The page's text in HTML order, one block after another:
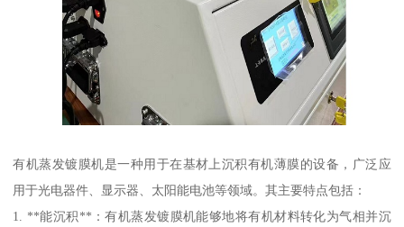
有机蒸发镀膜机是一种用于在基材上沉积有机薄膜的设备，广泛应
用于光电器件、显示器、太阳能电池等领域。其主要特点包括：
1. **能沉积**：有机蒸发镀膜机能够地将有机材料转化为气相并沉